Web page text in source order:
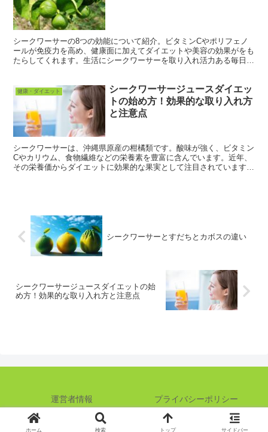
シークワーサーの8つの効能について紹介。ビタミンCやポリフェノ
ールが免疫力を高め、健康面に加えてダイエットや美容の効果がをも
たらしてくれます。生活にシークワーサーを取り入れ活力ある毎日を
健康・ダイエット
シークワーサージュースダイエッ
トの始め方！効果的な取り入れ方
と注意点
シークワーサーは、沖縄県原産の柑橘類です。酸味が強く、ビタミン
Cやカリウム、食物繊維などの栄養素を豊富に含んでいます。近年、
その栄養価からダイエットに効果的な果実として注目されています。
シークワーサーとすだちとカボスの違い
シークワーサージュースダイエットの始
め方！効果的な取り入れ方と注意点
運営者情報 プライバシーポリシー
©シークワーサーの効能はスバラシイ！
ホーム 検索 トップ サイドバー